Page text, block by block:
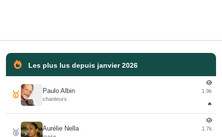
Les plus lus depuis janvier 2026
🥇 Paulo Albin
chanteurs
1.9k
🔥
🥈 Aurélie Nella 1.7k